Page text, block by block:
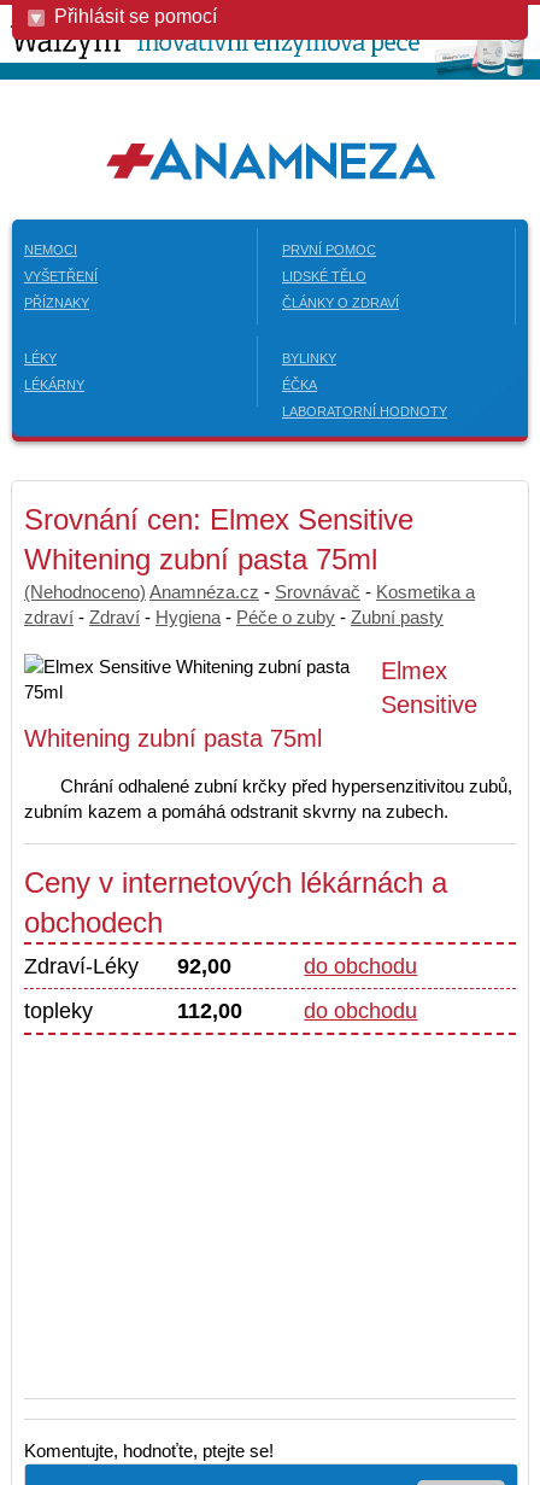
Přihlásit se pomocí
NEMOCI
VYŠETŘENÍ
PŘÍZNAKY
PRVNÍ POMOC
LIDSKÉ TĚLO
ČLÁNKY O ZDRAVÍ
LÉKY
LÉKÁRNY
BYLINKY
ÉČKA
LABORATORNÍ HODNOTY
Srovnání cen: Elmex Sensitive
Whitening zubní pasta 75ml
(Nehodnoceno) Anamnéza.cz - Srovnávač - Kosmetika a
zdraví - Zdraví - Hygiena - Péče o zuby - Zubní pasty
Elmex
Sensitive
Whitening zubní pasta 75ml
Chrání odhalené zubní krčky před hypersenzitivitou zubů,
zubním kazem a pomáhá odstranit skvrny na zubech.
Ceny v internetových lékárnách a
obchodech
Zdraví-Léky 92,00
do obchodu
topleky
112,00 do obchodu
Komentujte, hodnoťte, ptejte se!